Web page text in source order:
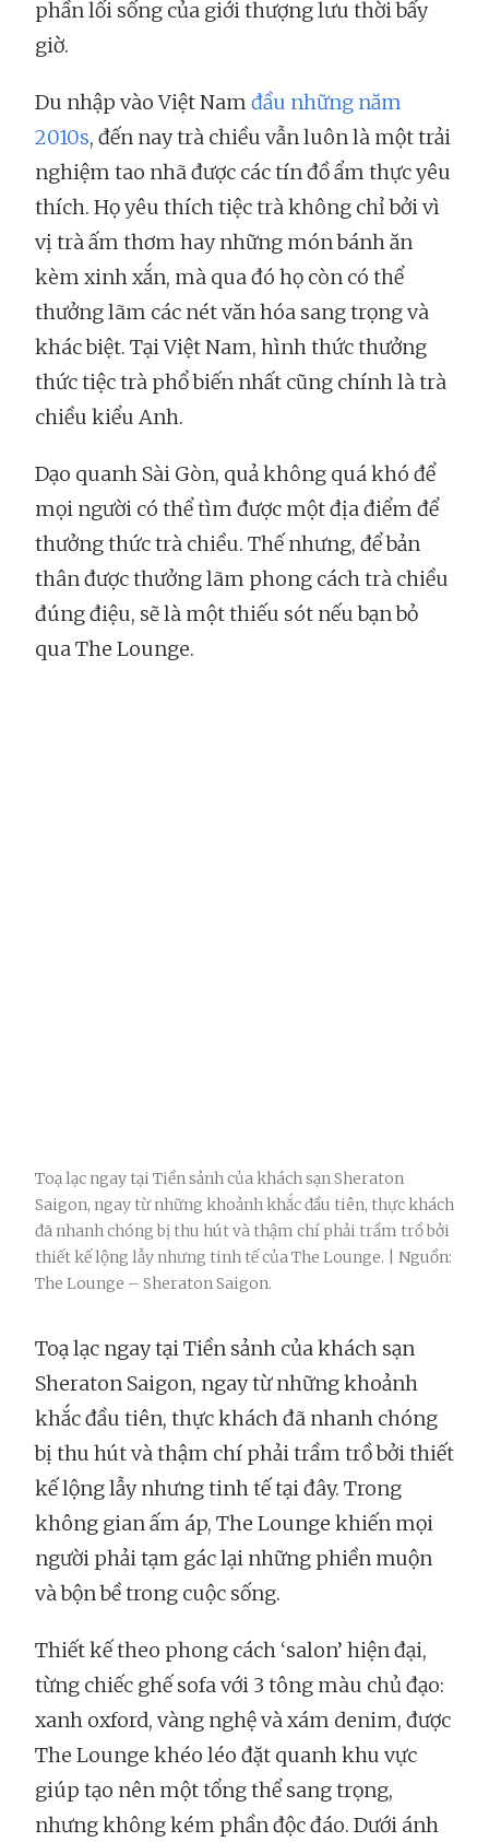
phần lối sống của giới thượng lưu thời bấy
giờ.
Du nhập vào Việt Nam đầu những năm
2010s, đến nay trà chiều vẫn luôn là một trải
nghiệm tao nhã được các tín đồ ẩm thực yêu
thích. Họ yêu thích tiệc trà không chỉ bởi vì
vị trà ấm thơm hay những món bánh ăn
kèm xinh xắn, mà qua đó họ còn có thể
thưởng lãm các nét văn hóa sang trọng và
khác biệt. Tại Việt Nam, hình thức thưởng
thức tiệc trà phổ biến nhất cũng chính là trà
chiều kiểu Anh.
Dạo quanh Sài Gòn, quả không quá khó để
mọi người có thể tìm được một địa điểm để
thưởng thức trà chiều. Thế nhưng, để bản
thân được thưởng lãm phong cách trà chiều
đúng điệu, sẽ là một thiếu sót nếu bạn bỏ
qua The Lounge.
Toạ lạc ngay tại Tiền sảnh của khách sạn Sheraton
Saigon, ngay từ những khoảnh khắc đầu tiên, thực khách
đã nhanh chóng bị thu hút và thậm chí phải trầm trồ bởi
thiết kế lộng lẫy nhưng tinh tế của The Lounge. | Nguồn:
The Lounge – Sheraton Saigon.
Toạ lạc ngay tại Tiền sảnh của khách sạn
Sheraton Saigon, ngay từ những khoảnh
khắc đầu tiên, thực khách đã nhanh chóng
bị thu hút và thậm chí phải trầm trồ bởi thiết
kế lộng lẫy nhưng tinh tế tại đây. Trong
không gian ấm áp, The Lounge khiến mọi
người phải tạm gác lại những phiền muộn
và bộn bề trong cuộc sống.
Thiết kế theo phong cách ‘salon’ hiện đại,
từng chiếc ghế sofa với 3 tông màu chủ đạo:
xanh oxford, vàng nghệ và xám denim, được
The Lounge khéo léo đặt quanh khu vực
giúp tạo nên một tổng thể sang trọng,
nhưng không kém phần độc đáo. Dưới ánh